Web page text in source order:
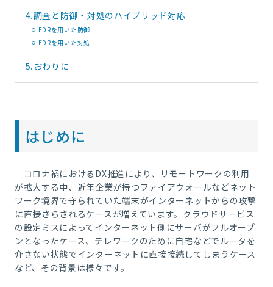
4.調査と防御・対処のハイブリッド対応
EDRを用いた防御
EDRを用いた対処
5. おわりに
はじめに
コロナ禍におけるDX推進により、リモートワークの利用
が拡大する中、近年企業が持つファイアウォールなどネット
ワーク境界で守られていた端末がインターネットからの攻撃
に直接さらされるケースが増えています。クラウドサービス
の設定ミスによってインターネット側にサーバがフルオープ
ンとなったケース、テレワークのために自宅などでルータを
介さない状態でインターネットに直接接続してしまうケース
など、その背景は様々です。